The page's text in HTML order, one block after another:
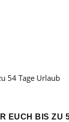
EUCH BIS ZU